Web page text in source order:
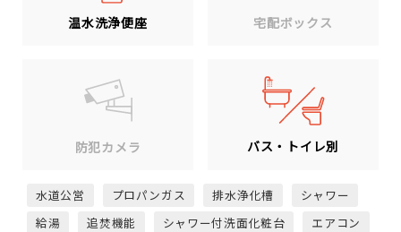
温水洗浄便座 宅配ボックス
防犯カメラ バス・トイレ別
水道公営 プロパンガス 排水浄化槽
シャワー
給湯
追焚機能 シャワー付洗面化粧台
エアコン